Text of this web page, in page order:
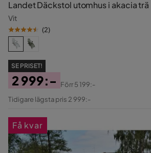
Landet Däckstol utomhus i akacia trä
Vit
(2)
SE PRISET!
Pris
2 999:-
Original
Förr5 199:-
Tidigare lägsta pris 2 999:-
Få kvar